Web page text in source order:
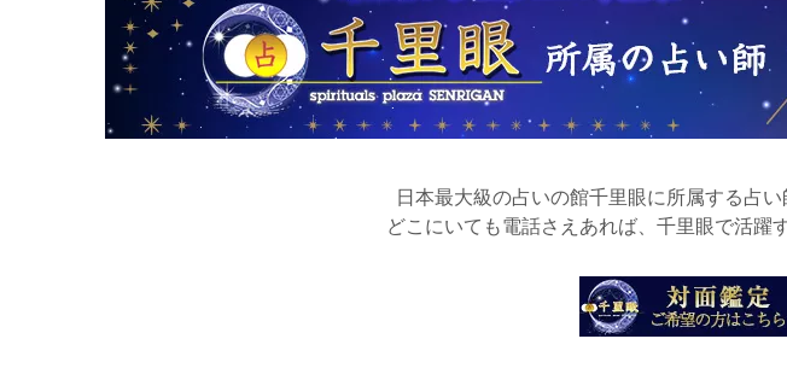
日本最大級の占いの館千里眼に所属する占
どこにいても電話さえあれば、千里眼で活躍